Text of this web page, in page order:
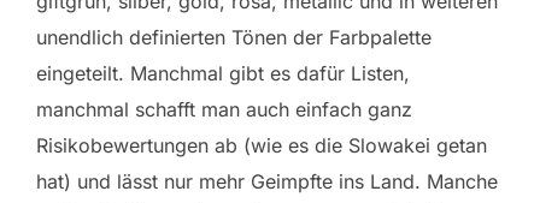
unendlich definierten Tönen der Farbpalette
eingeteilt. Manchmal gibt es dafür Listen,
manchmal schafft man auch einfach ganz
Risikobewertungen ab (wie es die Slowakei getan
hat) und lässt nur mehr Geimpfte ins Land. Manche